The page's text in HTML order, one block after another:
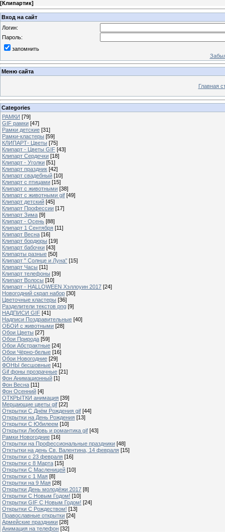
[Клипартик]
Вход на сайт
Логин:
Пароль:
запомнить
Меню сайта
Главная
Categories
РАМКИ [79]
GIF рамки [47]
Рамки детские [31]
Рамки-кластеры [59]
КЛИПАРТ- Цветы [75]
Клипарт - Цветы GIF [43]
Клипарт Сердечки [18]
Клипарт - Уголки [51]
Клипарт праздник [42]
Клипарт свадебный [10]
Клипарт с птицами [15]
Клипарт с животными [38]
Клипарт с животными gif [49]
Клипарт детский [45]
Клипарт Профессии [17]
Клипарт Зима [9]
Клипарт - Осень [88]
Клипарт 1 Сентября [11]
Клипарт Весна [16]
Клипарт бордюры [19]
Клипарт бабочки [43]
Клипарты разные [50]
Клипарт " Солнце и Луна" [15]
Клипарт Часы [11]
Клипарт телефоны [39]
Клипарт Волосы [10]
Клипарт - HALLOWEEN Хэллоуин 2017 [24]
Новогодний скрап набор [30]
Цветочные кластеры [36]
Разделители текстов png [9]
НАДПИСИ GIF [41]
Надписи Поздравительные [40]
ОБОИ с животными [28]
Обои Цветы [27]
Обои Природа [59]
Обои Абстрактные [24]
Обои Чёрно-белые [16]
Обои Новогодние [29]
ФОНЫ бесшовные [41]
Gif фоны прозрачные [21]
Фон Анимационный [1]
Фон Весна [11]
Фон Осенний [4]
ОТКРЫТКИ анимация [39]
Мерцающие цветы gif [22]
Открытки С Днём Рождения gif [44]
Открытки на День Рождения [13]
Открытки С Юбилеем [10]
Открытки Любовь и романтика gif [43]
Рамки Новогодние [16]
Открытки на Профессиональные праздники [48]
Отктытки на день Св. Валентина, 14 февраля [15]
Открытки с 23 февраля [16]
Открытки с 8 Марта [15]
Открытки С Масленицей [10]
Открытки с 1 Мая [8]
Открытки на 9 Мая [28]
Открытки День молодёжи 2017 [8]
Открытки С Новым Годом! [10]
Открытки GIF С Новым Годом! [24]
Открытки С Рождеством! [13]
Православные открытки [24]
Армейские праздники [28]
Анимация на телефон [32]